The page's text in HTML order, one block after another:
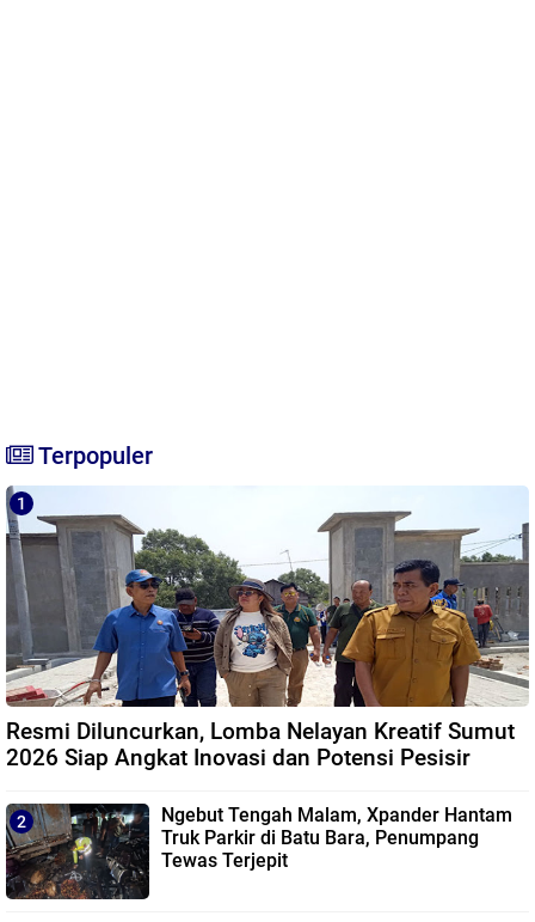
Terpopuler
Resmi Diluncurkan, Lomba Nelayan Kreatif Sumut
2026 Siap Angkat Inovasi dan Potensi Pesisir
Ngebut Tengah Malam, Xpander Hantam
Truk Parkir di Batu Bara, Penumpang
Tewas Terjepit